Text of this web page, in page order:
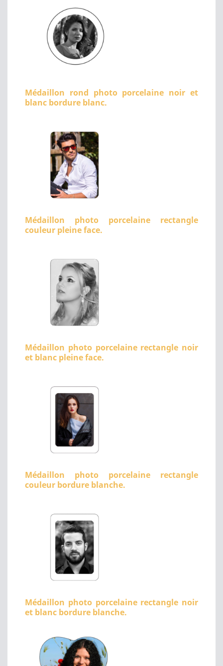
Médaillon rond photo porcelaine noir et
blanc bordure blanc.
Médaillon photo porcelaine rectangle
couleur pleine face.
Médaillon photo porcelaine rectangle noir
et blanc pleine face.
Médaillon photo porcelaine rectangle
couleur bordure blanche.
Médaillon photo porcelaine rectangle noir
et blanc bordure blanche.